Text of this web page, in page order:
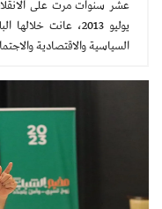
عشر سنوات مرت على
يوليو 2013، عانت
السياسية والاقتصادية